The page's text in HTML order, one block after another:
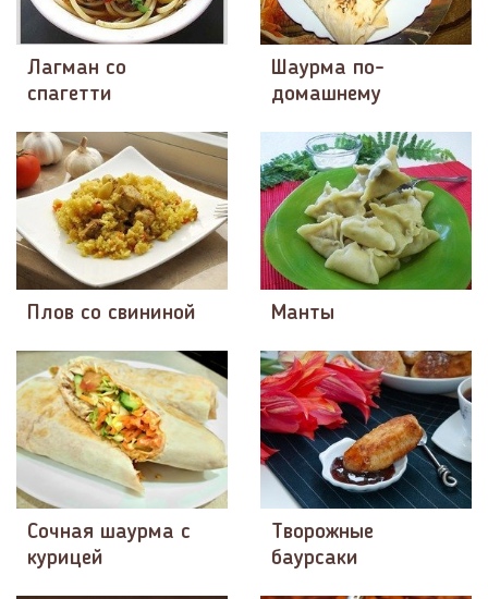
Лагман со
спагетти
Шаурма по-
домашнему
Плов со свининой Манты
Сочная шаурма с
курицей
Творожные
баурсаки